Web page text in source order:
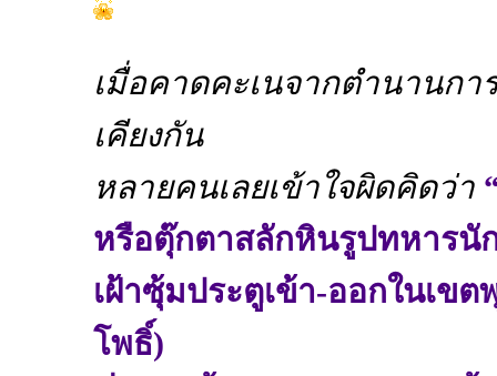
เมื่อคาดคะเนจากตำนานก
เคียงกัน
หลายคนเลยเข้าใจผิดคิดว่า
หรือตุ๊กตาสลักหินรูปทหารนั
เฝ้าซุ้มประตูเข้า-ออกในเข
โพธิ์)